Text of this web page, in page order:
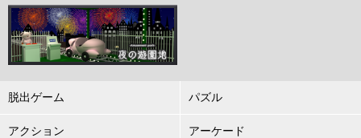
脱出ゲーム パズル
アクション アーケード